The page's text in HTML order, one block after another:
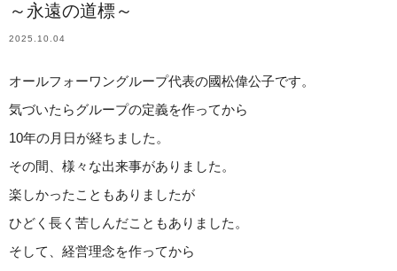
～永遠の道標～
2025.10.04
オールフォーワングループ代表の國松偉公子です。
気づいたらグループの定義を作ってから
10年の月日が経ちました。
その間、様々な出来事がありました。
楽しかったこともありましたが
ひどく長く苦しんだこともありました。
そして、経営理念を作ってから